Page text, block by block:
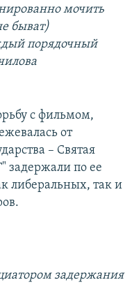
мочить
быват)
порядочный
с фильмом,
от
– Святая
задержали по ее
либеральных, так и
задержания